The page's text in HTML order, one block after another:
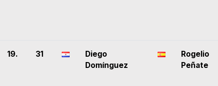
19. 31
Diego
Domínguez
Rogelio
Peñate